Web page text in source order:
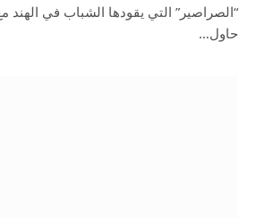
“الصراصير” التي يقودها الشباب في
حاول…